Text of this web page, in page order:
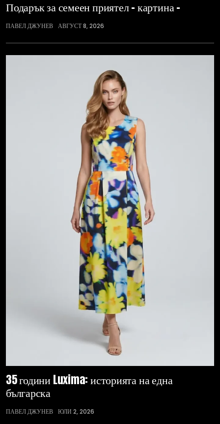
Подарък за семеен приятел – картина –
ПАВЕЛ ДЖУНЕВ АВГУСТ 8, 2026
35 години Luxima: историята на една
българска
ПАВЕЛ ДЖУНЕВ ЮЛИ 2, 2026